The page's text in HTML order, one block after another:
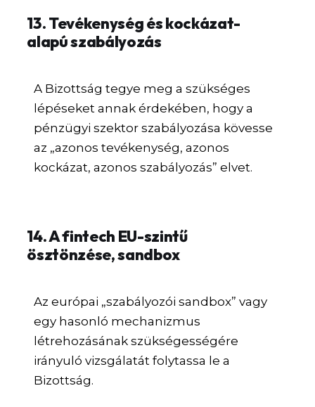
13. Tevékenység és kockázat-
alapú szabályozás
A Bizottság tegye meg a szükséges
lépéseket annak érdekében, hogy a
pénzügyi szektor szabályozása kövesse
az „azonos tevékenység, azonos
kockázat, azonos szabályozás” elvet.
14. A fintech EU-szintű
ösztönzése, sandbox
Az európai „szabályozói sandbox” vagy
egy hasonló mechanizmus
létrehozásának szükségességére
irányuló vizsgálatát folytassa le a
Bizottság.